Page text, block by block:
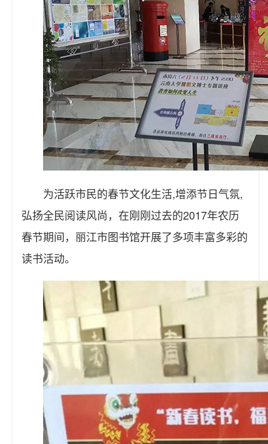
为活跃市民的春节文化生活,增添节日气氛,
弘扬全民阅读风尚，在刚刚过去的2017年农历
春节期间，丽江市图书馆开展了多项丰富多彩的
读书活动。